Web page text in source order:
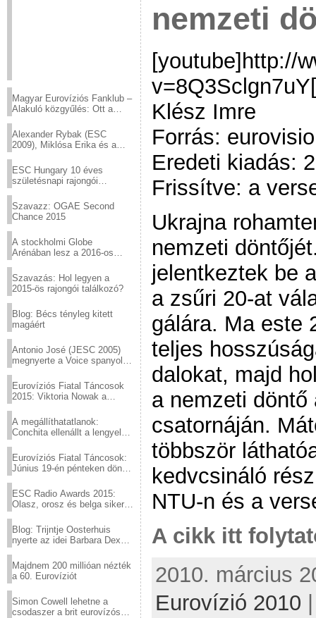
Magyar Eurovíziós Fanklub –
Alakuló közgyűlés: Ott a
Alexander Rybak (ESC
2009), Miklósa Erika és a
sztárjai a Margitszigeten
ESC Hungary 10 éves
születésnapi rajongói
Szavazz: OGAE Second
Chance 2015
A stockholmi Globe
Arénában lesz a 2016-os
Szavazás: Hol legyen a
2015-ös rajongói találkozó?
Blog: Bécs tényleg kitett
magáért
Antonio José (JESC 2005)
megnyerte a Voice spanyol
Eurovíziós Fiatal Táncosok
2015: Viktoria Nowak a
A megállíthatatlanok:
Conchita ellenállt a lengyel
Eurovíziós Fiatal Táncosok:
Június 19-én pénteken döntő
ESC Radio Awards 2015:
Olasz, orosz és belga siker,
Blog: Trijntje Oosterhuis
nyerte az idei Barbara Dex
Majdnem 200 millióan nézték
a 60. Eurovíziót
Simon Cowell lehetne a
csodaszer a brit eurovízós
nemzeti
[youtube]http://
Klész Imre
Forrás:
Eredeti kiadás:
Frissítve: a
Ukrajna
nemzeti
jelentkeztek be
a zsűri 20-at
gálára. Ma este
teljes
dalokat, majd
a nemzeti döntő
csatornáján.
többször
kedvcsináló
NTU-n és a
A cikk itt
2010. március
Eurovízió 2010